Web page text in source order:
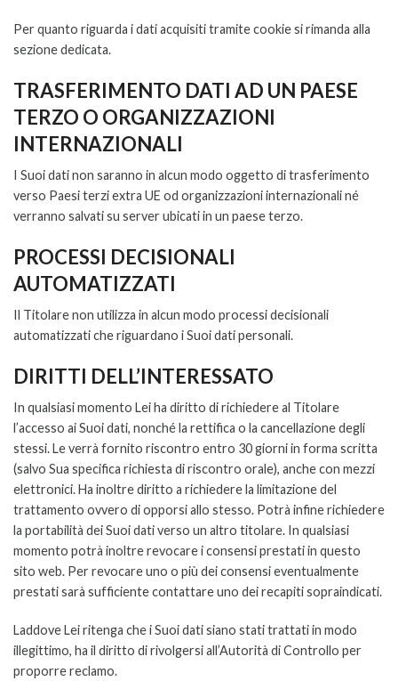
Per quanto riguarda i dati acquisiti tramite cookie si rimanda alla
sezione dedicata.
TRASFERIMENTO DATI AD UN PAESE
TERZO O ORGANIZZAZIONI
INTERNAZIONALI
I Suoi dati non saranno in alcun modo oggetto di trasferimento
verso Paesi terzi extra UE od organizzazioni internazionali né
verranno salvati su server ubicati in un paese terzo.
PROCESSI DECISIONALI
AUTOMATIZZATI
Il Titolare non utilizza in alcun modo processi decisionali
automatizzati che riguardano i Suoi dati personali.
DIRITTI DELL’INTERESSATO
In qualsiasi momento Lei ha diritto di richiedere al Titolare
l’accesso ai Suoi dati, nonché la rettifica o la cancellazione degli
stessi. Le verrà fornito riscontro entro 30 giorni in forma scritta
(salvo Sua specifica richiesta di riscontro orale), anche con mezzi
elettronici. Ha inoltre diritto a richiedere la limitazione del
trattamento ovvero di opporsi allo stesso. Potrà infine richiedere
la portabilità dei Suoi dati verso un altro titolare. In qualsiasi
momento potrà inoltre revocare i consensi prestati in questo
sito web. Per revocare uno o più dei consensi eventualmente
prestati sarà sufficiente contattare uno dei recapiti sopraindicati.
Laddove Lei ritenga che i Suoi dati siano stati trattati in modo
illegittimo, ha il diritto di rivolgersi all’Autorità di Controllo per
proporre reclamo.